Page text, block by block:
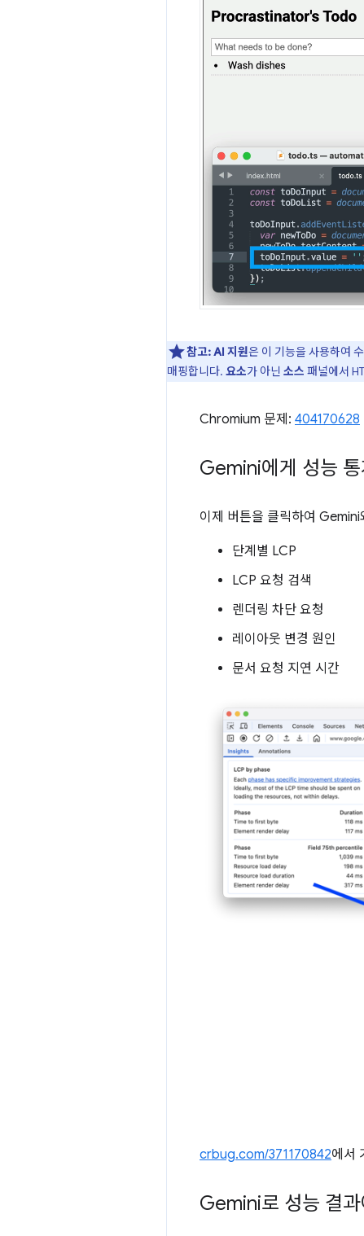
참고: AI 지원은 이 기능을 사용하여
매핑합니다. 요소가 아닌 소스 패널에서
Chromium 문제: 404170628
Gemini에게 성능 통
이제 버튼을 클릭하여
단계별 LCP
LCP 요청 검색
렌더링 차단 요청
레이아웃 변경 원인
문서 요청 지연 시간
crbug.com/371170842에서
Gemini로 성능 결과